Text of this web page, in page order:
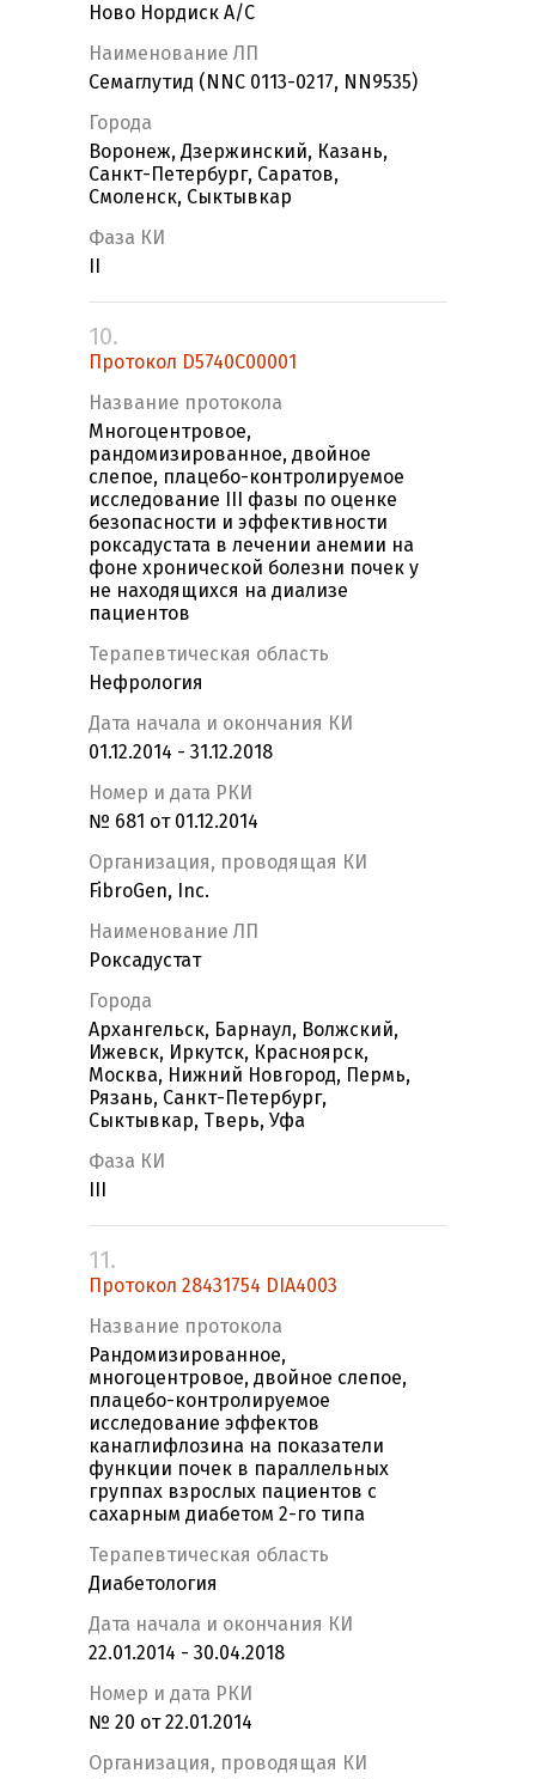
Ново Нордиск А/С
Наименование ЛП
Семаглутид (NNC 0113-0217, NN9535)
Города
Воронеж, Дзержинский, Казань,
Санкт-Петербург, Саратов,
Смоленск, Сыктывкар
Фаза КИ
10.
Протокол D5740C00001
Название протокола
Многоцентровое,
рандомизированное, двойное
слепое, плацебо-контролируемое
исследование III фазы по оценке
безопасности и эффективности
роксадустата в лечении анемии на
фоне хронической болезни почек у
не находящихся на диализе
пациентов
Терапевтическая область
Нефрология
Дата начала и окончания КИ
01.12.2014 - 31.12.2018
Номер и дата РКИ
№ 681 от 01.12.2014
Организация, проводящая КИ
FibroGen, Inc.
Наименование ЛП
Роксадустат
Города
Архангельск, Барнаул, Волжский,
Ижевск, Иркутск, Красноярск,
Москва, Нижний Новгород, Пермь,
Рязань, Санкт-Петербург,
Сыктывкар, Тверь, Уфа
Фаза КИ
11.
Протокол 28431754 DIA4003
Название протокола
Рандомизированное,
многоцентровое, двойное слепое,
плацебо-контролируемое
исследование эффектов
канаглифлозина на показатели
функции почек в параллельных
группах взрослых пациентов с
сахарным диабетом 2-го типа
Терапевтическая область
Диабетология
Дата начала и окончания КИ
22.01.2014 - 30.04.2018
Номер и дата РКИ
№ 20 от 22.01.2014
Организация, проводящая КИ